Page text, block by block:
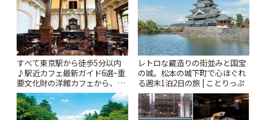
すべて東京駅から徒歩5分以内
♪駅近カフェ最新ガイド6選~重
要文化財の洋館カフェから、改
札すぐのレトロ喫茶まで~ | こと
りっぷ
レトロな蔵造りの街並みと国宝
の城。松本の城下町で心ほぐれ
る週末1泊2日の旅 | ことりっぷ